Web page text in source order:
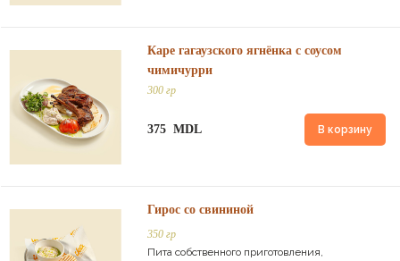
Каре гагаузского ягнёнка с соусом
чимичурри
300 гр
375 MDL В корзину
Гирос со свининой
350 гр
Пита собственного приготовления,